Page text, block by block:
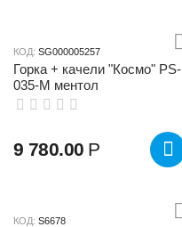
КОД: SG000005257
Горка + качели "Космо" PS-
035-М ментол
9 780.00 Р
КОД: S6678